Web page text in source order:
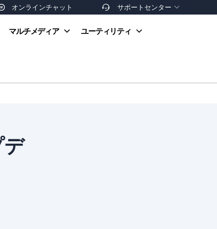
オンラインチャット  サポートセンター 
お支払い方法
マルチメディア ユーティリティ